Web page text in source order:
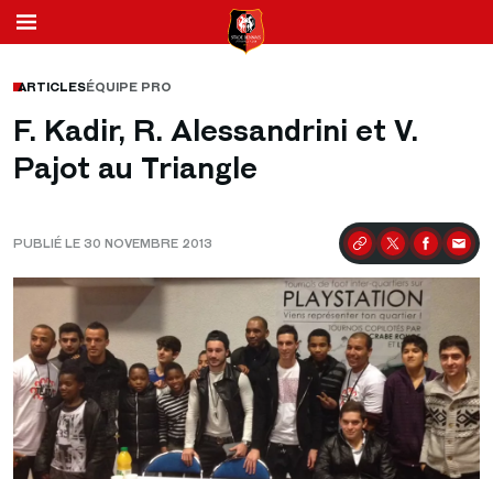
ARTICLESÉQUIPE PRO
F. Kadir, R. Alessandrini et V.
Pajot au Triangle
PUBLIÉ LE 30 NOVEMBRE 2013 Partager